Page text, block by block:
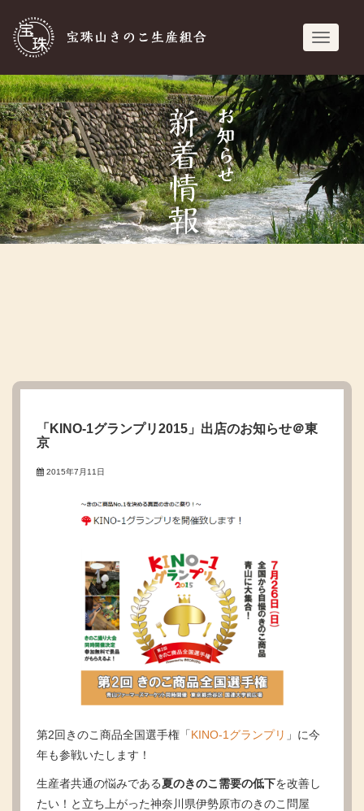
宝珠山きのこ生
「KINO-1グランプリ2015」出店のお知らせ＠東
京
2015年7月11日
第2回きのこ商品全国選手権「KINO-1グランプリ 」に今
年も参戦いたします！
生産者共通の悩みである夏のきのこ需要の低下を改善し
たい！と立ち上がった神奈川県伊勢原市のきのこ問屋